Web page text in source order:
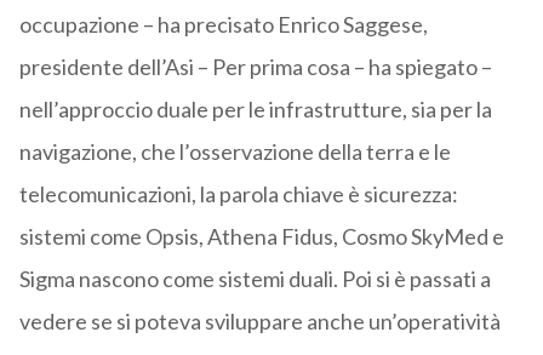
occupazione – ha precisato Enrico Saggese,
presidente dell’Asi – Per prima cosa – ha spiegato –
nell’approccio duale per le infrastrutture, sia per la
navigazione, che l’osservazione della terra e le
telecomunicazioni, la parola chiave è sicurezza:
sistemi come Opsis, Athena Fidus, Cosmo SkyMed e
Sigma nascono come sistemi duali. Poi si è passati a
vedere se si poteva sviluppare anche un’operatività